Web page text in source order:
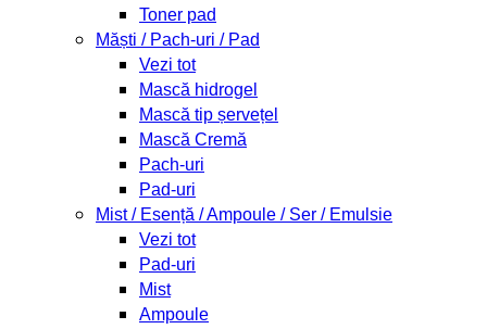
Toner pad
Măști / Pach-uri / Pad
Vezi tot
Mască hidrogel
Mască tip șervețel
Mască Cremă
Pach-uri
Pad-uri
Mist / Esență / Ampoule / Ser / Emulsie
Vezi tot
Pad-uri
Mist
Ampoule